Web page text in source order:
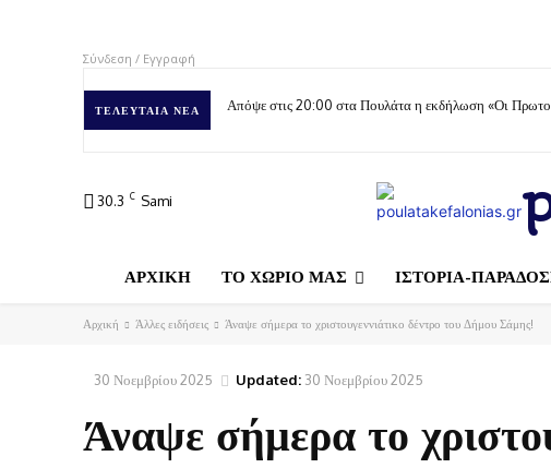
Σύνδεση / Εγγραφή
ΤΕΛΕΥΤΑΊΑ ΝΈΑ Απόψε στις 20:00 στα Πουλάτα η εκδήλωση «Οι
30.3 C Sami
ΑΡΧΙΚΗ ΤΟ ΧΩΡΙΟ ΜΑΣ ΙΣΤΟΡΙΑ-
Αρχική Άλλες ειδήσεις Άναψε σήμερα το χριστουγεννιάτικο δέντρο του Δήμου Σάμης!
30 Νοεμβρίου 2025 Updated: 30 Νοεμβρίου 2025
Άναψε σήμερα το